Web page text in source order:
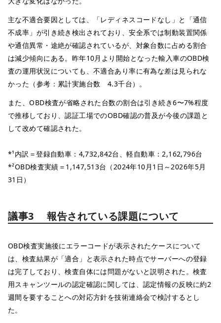
主な不適合要因としては、「レディネスコードなし」と「通信
不成率」が引き続き検出されており、安全系では制動装置関係
や通信異常・途絶が確認されているが、対象台数に占める割合
は減少傾向にある。昨年10月より開始となった輸入車のOBD検
査の運用状況についても、不適合あり率に有為な差は見られな
かった（参考：累計実施台数 4.3千台）。
また、OBD検査が省略された台数の割合は引き続き6〜7%程度
で推移しており、認証工場でのOBD確認の普及が今後の課題と
して改めて確認された。
*¹内訳＝登録自動車：4,732,842台、軽自動車：2,162,796台
*²OBD検査実績＝1,147,513台（2024年10月1日～2026年5月
31日）
議事3 報告されている課題について
OBD検査実施後にエラーコードが表示されたケースについて
は、検査結果が「適合」と表示された時点でサーバーへの登録
は完了しており、検査自体には問題がないと説明された。検査
用スキャンツールの認定確認に関しては、認定情報の反映に約2
週間を要することへの対応方針を技術連絡会で検討するとし
た。